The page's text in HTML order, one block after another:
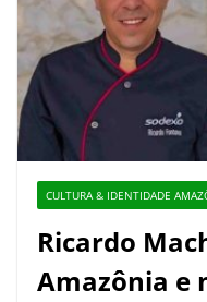
CULTURA & IDENTIDADE
Ricardo
Amazônia e